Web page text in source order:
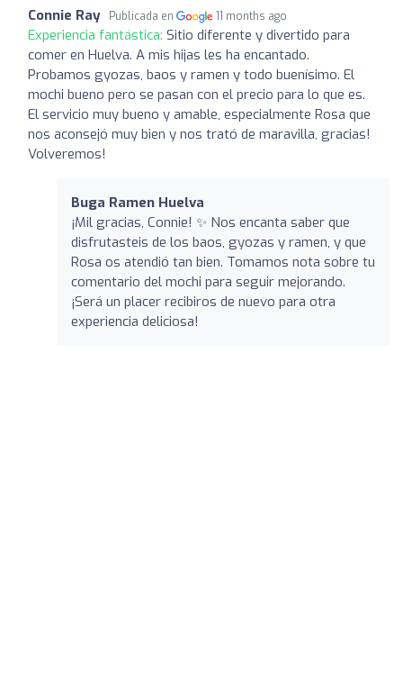
Connie Ray Publicada en 11 months ago
Experiencia fantástica: Sitio diferente y divertido para
comer en Huelva. A mis hijas les ha encantado.
Probamos gyozas, baos y ramen y todo buenísimo. El
mochi bueno pero se pasan con el precio para lo que es.
El servicio muy bueno y amable, especialmente Rosa que
nos aconsejó muy bien y nos trató de maravilla, gracias!
Volveremos!
Buga Ramen Huelva
¡Mil gracias, Connie! ✨ Nos encanta saber que
disfrutasteis de los baos, gyozas y ramen, y que
Rosa os atendió tan bien. Tomamos nota sobre tu
comentario del mochi para seguir mejorando.
¡Será un placer recibiros de nuevo para otra
experiencia deliciosa!